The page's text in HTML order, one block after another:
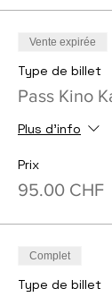
Vente expirée
Type de billet
Pass Kino
Plus d'info
Prix
95.00 CHF
Complet
Type de billet